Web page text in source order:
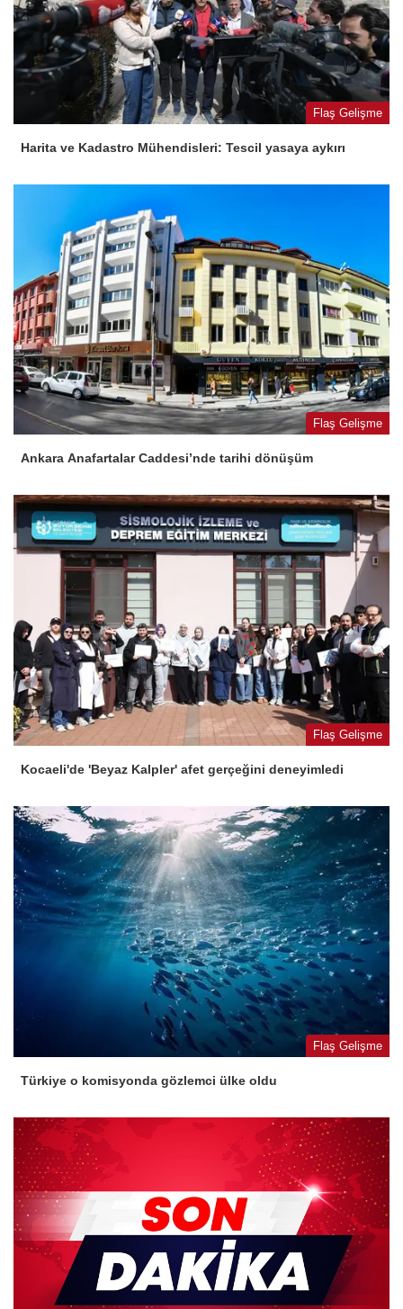
Flaş Gelişme
Harita ve Kadastro Mühendisleri: Tescil yasaya aykırı
Flaş Gelişme
Ankara Anafartalar Caddesi’nde tarihi dönüşüm
Flaş Gelişme
Kocaeli'de 'Beyaz Kalpler' afet gerçeğini deneyimledi
Flaş Gelişme
Türkiye o komisyonda gözlemci ülke oldu